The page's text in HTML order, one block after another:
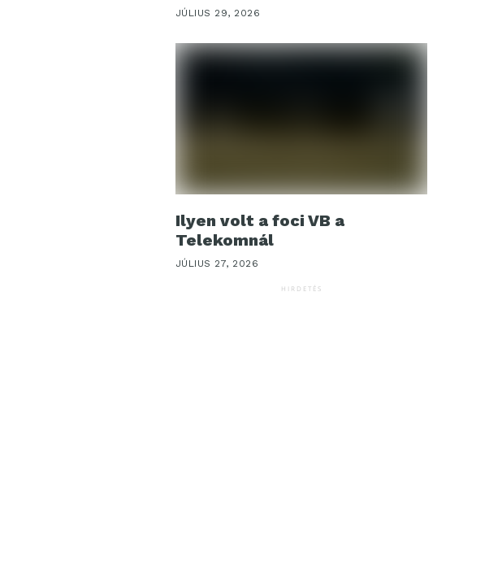
JÚLIUS 29, 2026
Ilyen volt a foci VB a
Telekomnál
JÚLIUS 27, 2026
HIRDETÉS